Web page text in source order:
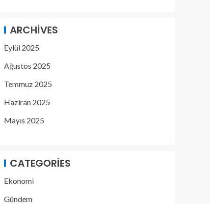
ARCHIVES
Eylül 2025
Ağustos 2025
Temmuz 2025
Haziran 2025
Mayıs 2025
CATEGORIES
Ekonomi
Gündem